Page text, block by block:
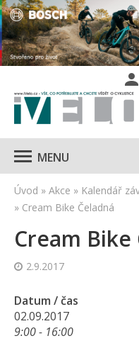
MENU
Úvod » Akce » Kalendář
» Cream Bike Čeladná
Cream Bike
2.9.2017
Datum / čas
02.09.2017
9:00 - 16:00